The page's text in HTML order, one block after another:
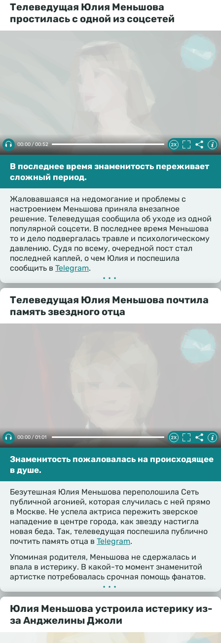
Телеведущая Юлия Меньшова
простилась с одной из соцсетей
00:00 / 00:52
В последнее время знаменитость переживает
сложный период.
Жаловавшаяся на недомогание и проблемы с
настроением Меньшова приняла внезапное
решение. Телеведущая сообщила об уходе из одной
популярной соцсети. В последнее время Меньшова
то и дело подвергалась травле и психологическому
давлению. Судя по всему, очередной пост стал
последней каплей, о чем Юлия и поспешила
сообщить в Telegram.
•••
Телеведущая Юлия Меньшова почтила
память звездного отца
00:00 / 01:01
Знаменитость пожаловалась на происходящее
в душе.
Безутешная Юлия Меньшова переполошила Сеть
публичной агонией, которая случилась с ней прямо
в Москве. Не успела актриса пережить зверское
нападение в центре города, как звезду настигла
новая беда. Так, телеведущая поспешила публично
почтить память отца в Telegram.
Упоминая родителя, Меньшова не сдержалась и
впала в истерику. В какой-то момент знаменитой
артистке потребовалась срочная помощь фанатов.
•••
Юлия Меньшова устроила истерику из-
за Анджелины Джоли